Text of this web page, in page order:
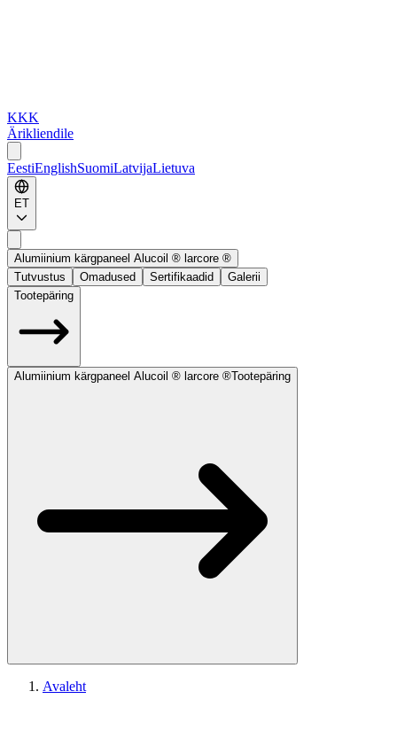
KKK
Ärikliendile
EestiEnglishSuomiLatvijaLietuva
ET
Alumiinium kärgpaneel Alucoil ® larcore ®
Tutvustus
Omadused Sertifikaadid
Galerii
Tootepäring
Alumiinium kärgpaneel Alucoil ® larcore ®Tootepäring
Avaleht